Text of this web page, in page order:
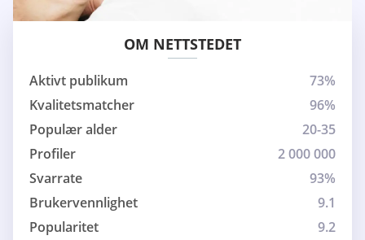
OM NETTSTEDET
Aktivt publikum
73%
Kvalitetsmatcher
96%
Populær alder
20-35
Profiler
2 000 000
Svarrate
93%
Brukervennlighet
9.1
Popularitet
9.2